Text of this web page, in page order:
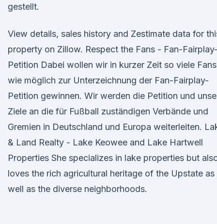
gestellt.
View details, sales history and Zestimate data for
property on Zillow. Respect the Fans - Fan-Fairplay-
Petition Dabei wollen wir in kurzer Zeit so viele Fans
wie möglich zur Unterzeichnung der Fan-Fairplay-
Petition gewinnen. Wir werden die Petition und
Ziele an die für Fußball zuständigen Verbände und
Gremien in Deutschland und Europa weiterleiten.
& Land Realty - Lake Keowee and Lake Hartwell
Properties She specializes in lake properties but
loves the rich agricultural heritage of the Upstate as
well as the diverse neighborhoods.